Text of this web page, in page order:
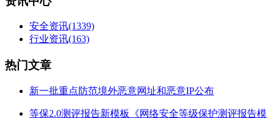
安全资讯(1339)
行业资讯(163)
热门文章
新一批重点防范境外恶意网址和恶意IP公布
等保2.0测评报告新模板《网络安全等级保护测评报告模